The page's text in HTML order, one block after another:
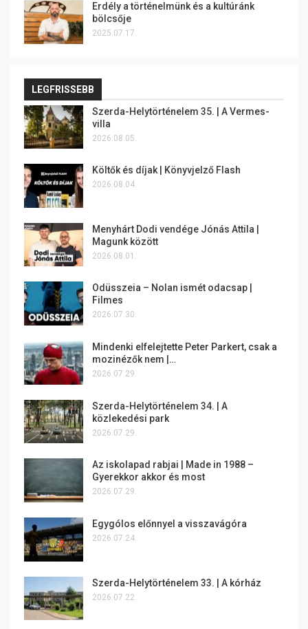
Erdély a történelmünk és a kultúránk
bölcsője
2025.07.17.
LEGFRISSEBB
Szerda-Helytörténelem 35. | A Vermes-
villa
2026.08.05.
Költők és díjak | Könyvjelző Flash
2026.08.04.
Menyhárt Dodi vendége Jónás Attila |
Magunk között
2026.08.01.
Odüsszeia – Nolan ismét odacsap |
Filmes
2026.07.30.
Mindenki elfelejtette Peter Parkert, csak a
mozinézők nem |…
2026.07.29.
Szerda-Helytörténelem 34. | A
közlekedési park
2026.07.29.
Az iskolapad rabjai | Made in 1988 –
Gyerekkor akkor és most
2026.07.29.
Egygólos előnnyel a visszavágóra
2026.07.24.
Szerda-Helytörténelem 33. | A kórház
2026.07.22.